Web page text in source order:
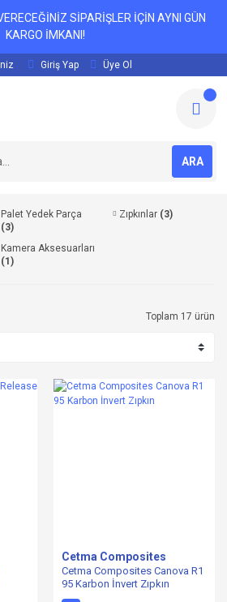
SİPARİŞLER İÇİN AYNI GÜN
KARGO İMKANI!
Giriş Yap Üye Ol
ARA
Palet Yedek Parça
(3)
Zıpkınlar (3)
Kamera Aksesuarları
(1)
Toplam 17 ürün
Cetma Composites
Cetma Composites Canova R1
95 Karbon İnvert Zıpkın